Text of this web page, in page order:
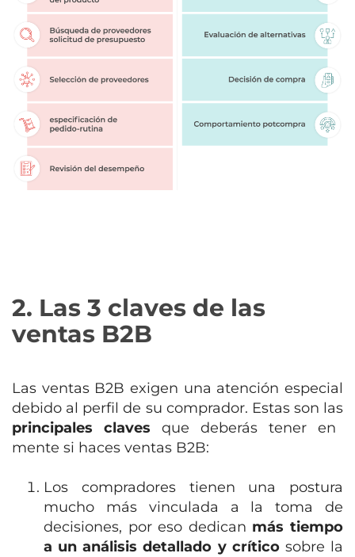
2. Las 3 claves de las
ventas B2B
Las ventas B2B exigen una atención especial
debido al perfil de su comprador. Estas son las
principales claves que deberás tener en
mente si haces ventas B2B:
Los compradores tienen una postura
mucho más vinculada a la toma de
decisiones, por eso dedican más tiempo
a un análisis detallado y crítico sobre la